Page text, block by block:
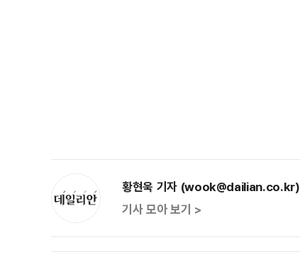
황현욱 기자 (wook@dailian.co.kr)
기사 모아 보기 >